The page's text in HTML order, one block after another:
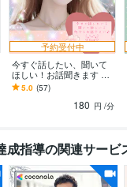
予約受付中
今すぐ話したい、聞いて
ほしい！お話聞きます 雑
談や愚痴など♪なんだかモ
ヤモヤする時…⭐お話しま
5.0 (57)
180 円 /分
成指導の関連サービ